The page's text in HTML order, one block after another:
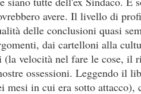
avere. Il livello di
delle conclusioni quasi
dai cartelloni alla
(la velocità nel fare le cose, il
ossessioni. Leggendo il
mesi in cui era sotto